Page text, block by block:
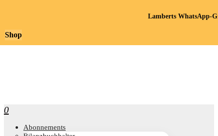
0
Abon­ne­ments
Shop
Lamberts WhatsApp-